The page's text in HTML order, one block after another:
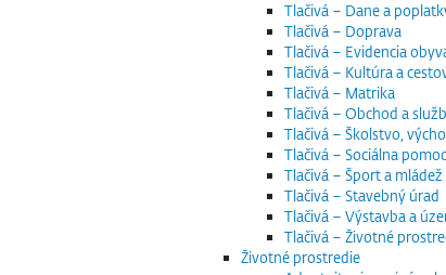
Tlačivá – Dane a
Tlačivá – Doprava
Tlačivá – Evidencia
Tlačivá – Kultúra a
Tlačivá – Matrika
Tlačivá – Obchod a
Tlačivá – Školstvo,
Tlačivá – Sociálna pomoc
Tlačivá – Šport a mládež
Tlačivá – Stavebný úrad
Tlačivá – Výstavba a
Tlačivá – Životné
Životné prostredie